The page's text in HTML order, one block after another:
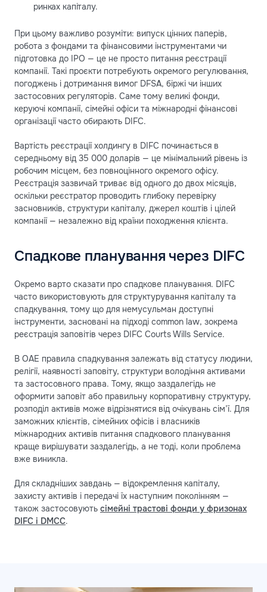
ринках капіталу.
При цьому важливо розуміти: випуск цінних паперів,
робота з фондами та фінансовими інструментами чи
підготовка до IPO — це не просто питання реєстрації
компанії. Такі проєкти потребують окремого регулювання,
погоджень і дотримання вимог DFSA, біржі чи інших
застосовних регуляторів. Саме тому великі фонди,
керуючі компанії, сімейні офіси та міжнародні фінансові
організації часто обирають DIFC.
Вартість реєстрації холдингу в DIFC починається в
середньому від 35 000 доларів — це мінімальний рівень із
робочим місцем, без повноцінного окремого офісу.
Реєстрація зазвичай триває від одного до двох місяців,
оскільки реєстратор проводить глибоку перевірку
засновників, структури капіталу, джерел коштів і цілей
компанії — незалежно від країни походження клієнта.
Спадкове планування через DIFC
Окремо варто сказати про спадкове планування. DIFC
часто використовують для структурування капіталу та
спадкування, тому що для немусульман доступні
інструменти, засновані на підході common law, зокрема
реєстрація заповітів через DIFC Courts Wills Service.
В ОАЕ правила спадкування залежать від статусу людини,
релігії, наявності заповіту, структури володіння активами
та застосовного права. Тому, якщо заздалегідь не
оформити заповіт або правильну корпоративну структуру,
розподіл активів може відрізнятися від очікувань сім’ї. Для
заможних клієнтів, сімейних офісів і власників
міжнародних активів питання спадкового планування
краще вирішувати заздалегідь, а не тоді, коли проблема
вже виникла.
Для складніших завдань — відокремлення капіталу,
захисту активів і передачі їх наступним поколінням —
також застосовують сімейні трастові фонди у фризонах
DIFC і DMCC.